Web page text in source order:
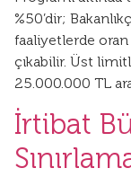
%50’dir;
faaliyetlerde oran
çıkabilir. Üst
25.000.000 TL
İrtibat